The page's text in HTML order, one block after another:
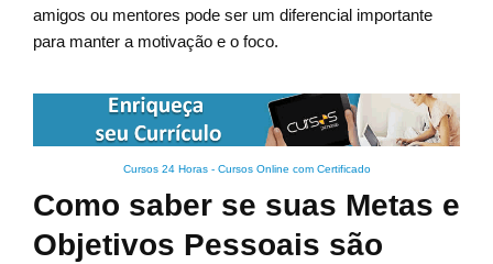
amigos ou mentores pode ser um diferencial importante
para manter a motivação e o foco.
Cursos 24 Horas - Cursos Online com Certificado
Como saber se suas Metas e
Objetivos Pessoais são